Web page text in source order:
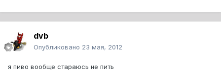
dvb
Опубликовано 23 мая, 2012
я пиво вообще стараюсь не пить